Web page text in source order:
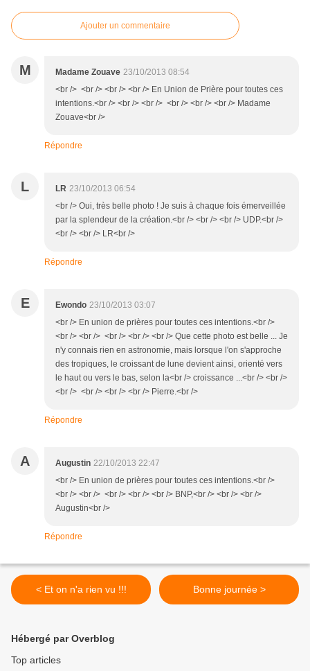
Ajouter un commentaire
M Madame Zouave 23/10/2013 08:54
<br /> <br /> <br /> <br /> En Union de Prière pour toutes ces
intentions.<br /> <br /> <br /> <br /> <br /> <br /> Madame
Zouave<br />
Répondre
L LR 23/10/2013 06:54
<br /> Oui, très belle photo ! Je suis à chaque fois émerveillée
par la splendeur de la création.<br /> <br /> <br /> UDP.<br />
<br /> <br /> LR<br />
Répondre
E Ewondo 23/10/2013 03:07
<br /> En union de prières pour toutes ces intentions.<br />
<br /> <br /> <br /> <br /> <br /> Que cette photo est belle ... Je
n'y connais rien en astronomie, mais lorsque l'on s'approche
des tropiques, le croissant de lune devient ainsi, orienté vers
le haut ou vers le bas, selon la<br /> croissance ...<br /> <br />
<br /> <br /> <br /> <br /> Pierre.<br />
Répondre
A Augustin 22/10/2013 22:47
<br /> En union de prières pour toutes ces intentions.<br />
<br /> <br /> <br /> <br /> <br /> BNP,<br /> <br /> <br />
Augustin<br />
Répondre
< Et on n'a rien vu !!! Bonne journée >
Hébergé par Overblog
Top articles